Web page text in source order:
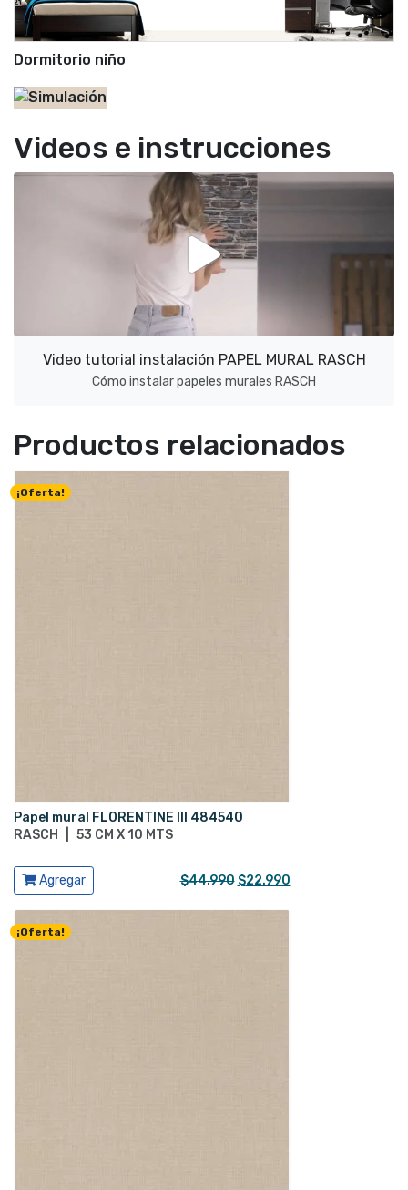
Dormitorio niño
Videos e instrucciones
Video tutorial instalación PAPEL MURAL RASCH
Cómo instalar papeles murales RASCH
Productos relacionados
¡Oferta!
Papel mural FLORENTINE III 484540
RASCH
53 CM X 10 MTS
Ver producto
Agregar $44.990 El
$22.990El
¡Oferta!